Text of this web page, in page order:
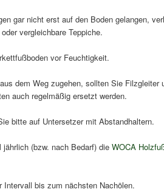
gar nicht erst auf den Boden gelangen,
vergleichbare Teppiche.
vor Feuchtigkeit.
dem Weg zugehen, sollten Sie Filzgleiter
auch regelmäßig ersetzt werden.
bitte auf Untersetzer mit Abstandhaltern.
(bzw. nach Bedarf) die WOCA
Intervall bis zum nächsten Nachölen.